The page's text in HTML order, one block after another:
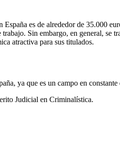
es de alrededor de 35.000
Sin embargo, en general, se
atractiva para sus titulados.
ya que es un campo en
Judicial en Criminalística.